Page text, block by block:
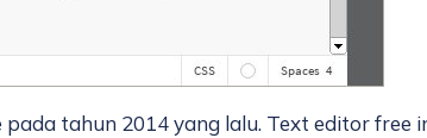
tahun 2014 yang lalu. Text editor free